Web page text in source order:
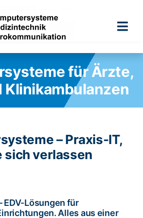
für Ärzte,
Klinikambulanzen
– Praxis-IT,
sich verlassen
EDV-Lösungen für
Alles aus einer